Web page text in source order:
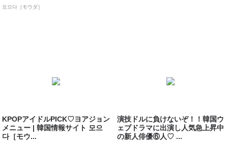
모으다［モウダ］
KPOPアイドルPICK♡ヨアジョン
メニュー | 韓国情報サイト 모으
다［モウ...
演技ドルに負けないぞ！！韓国ウ
ェブドラマに出演し人気急上昇中
の新人俳優⑥人♡ ...